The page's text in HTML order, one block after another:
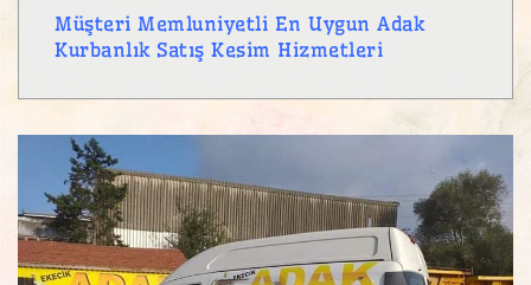
Müşteri Memluniyetli En Uygun Adak
Kurbanlık Satış Kesim Hizmetleri